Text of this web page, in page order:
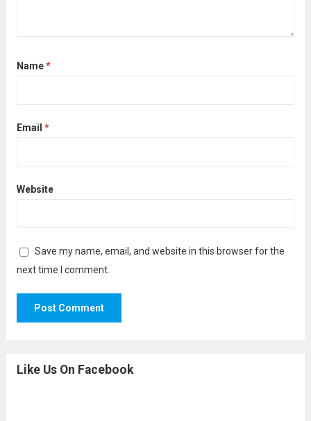
Name*
Email *
Website
Save my name, email, and website in this browser for the
next time I comment.
Like Us On Facebook